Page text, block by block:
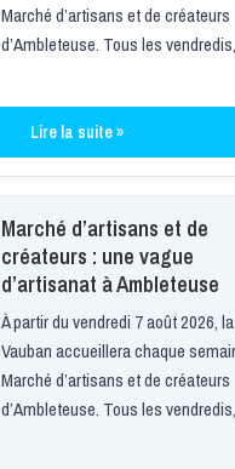
Marché d’artisans et de créateurs
d’Ambleteuse. Tous les
Lire la suite »
Marché d’artisans et de
créateurs : une vague
d’artisanat à Ambleteuse
À partir du vendredi 7 août 2026,
Vauban accueillera chaque
Marché d’artisans et de créateurs
d’Ambleteuse. Tous les